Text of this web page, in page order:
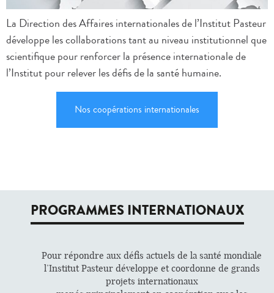
La Direction des Affaires internationales de l’Institut Pasteur
développe les collaborations tant au niveau institutionnel que
scientifique pour renforcer la présence internationale de
l’Institut pour relever les défis de la santé humaine.
Nos coopérations internationales
PROGRAMMES INTERNATIONAUX
Pour répondre aux défis actuels de la santé mondiale
l’Institut Pasteur développe et coordonne de grands
projets internationaux